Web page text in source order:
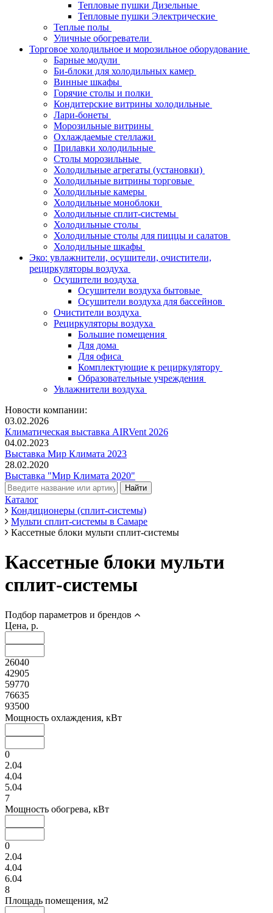
Тепловые пушки Дизельные
Тепловые пушки Электрические
Теплые полы
Уличные обогреватели
Торговое холодильное и морозильное оборудование
Барные модули
Би-блоки для холодильных камер
Винные шкафы
Горячие столы и полки
Кондитерские витрины холодильные
Лари-бонеты
Морозильные витрины
Охлаждаемые стеллажи
Прилавки холодильные
Столы морозильные
Холодильные агрегаты (установки)
Холодильные витрины торговые
Холодильные камеры
Холодильные моноблоки
Холодильные сплит-системы
Холодильные столы
Холодильные столы для пиццы и салатов
Холодильные шкафы
Эко: увлажнители, осушители, очистители,
рециркуляторы воздуха
Осушители воздуха
Осушители воздуха бытовые
Осушители воздуха для бассейнов
Очистители воздуха
Рециркуляторы воздуха
Большие помещения
Для дома
Для офиса
Комплектующие к рециркулятору
Образовательные учреждения
Увлажнители воздуха
Новости компании:
03.02.2026
Климатическая выставка AIRVent 2026
04.02.2023
Выставка Мир Климата 2023
28.02.2020
Выставка "Мир Климата 2020"
Каталог
Кондиционеры (сплит-системы)
Мульти сплит-системы в Самаре
Кассетные блоки мульти сплит-системы
Кассетные блоки мульти
сплит-системы
Подбор параметров и брендов
Цена, р.
26040
42905
59770
76635
93500
Мощность охлаждения, кВт
0
2.04
4.04
5.04
7
Мощность обогрева, кВт
0
2.04
4.04
6.04
8
Площадь помещения, м2